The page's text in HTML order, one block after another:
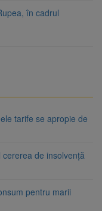
în cadrul
tarife se apropie de
de insolvență
pentru marii